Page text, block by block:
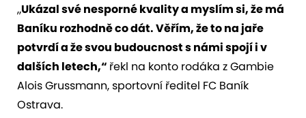
„Ukázal své nesporné kvality a myslím si, že má
Baníku rozhodně co dát. Věřím, že to na jaře
potvrdí a že svou budoucnosts námispojí i v
dalších letech,“ řekl na konto rodáka z Gambie
Alois Grussmann, sportovní ředitel FC Baník
Ostrava.